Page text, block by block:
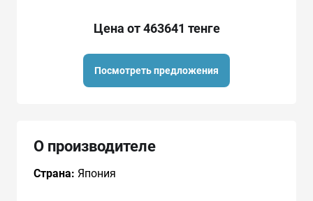
Цена от 463641 тенге
Посмотреть предложения
О производителе
Страна: Япония